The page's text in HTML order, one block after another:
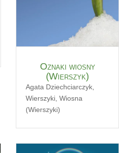
Oznaki wiosny
(Wierszyk)
Agata Dziechciarczyk
Wierszyki Wiosna
(Wierszyki)